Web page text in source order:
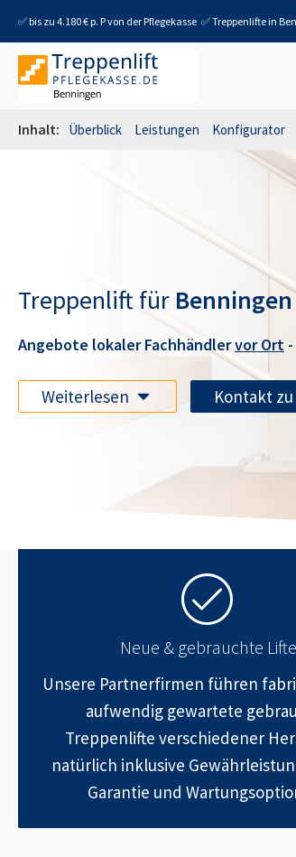
✅ bis zu 4.180 € p. P von der Pflegekasse ✅ Treppenlifte in
Inhalt: Überblick Leistungen Konfigurator
Treppenlift für Benningen
Angebote lokaler Fachhändlervor Ort
Weiterlesen Kontakt
Neue & gebrauchte Lifte
Unsere Partnerfirmen führen
aufwendig gewartete
Treppenlifte verschiedener
natürlich inklusive
Garantie und